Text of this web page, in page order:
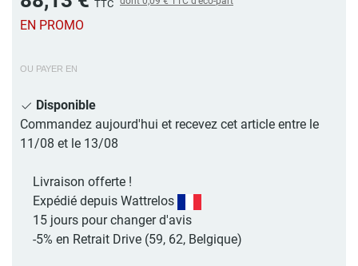
TTC
EN PROMO
OU PAYER EN
Disponible
Commandez aujourd'hui et recevez cet article entre le
11/08 et le 13/08
Livraison offerte !
Expédié depuis Wattrelos
15 jours pour changer d'avis
-5% en Retrait Drive (59, 62, Belgique)